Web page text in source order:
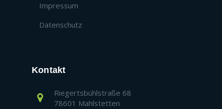
Impressum
Datenschutz
Kontakt
Riegertsbühlstraße 68
78601 Mahlstetten